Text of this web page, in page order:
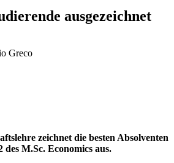
ausgezeichnet
Greco
zeichnet die besten Absolventen
des M.Sc. Economics aus.